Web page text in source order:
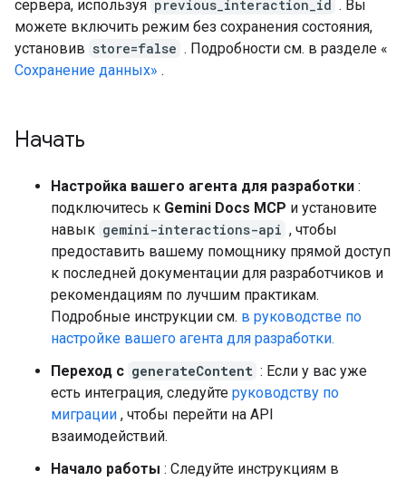
сервера, используя previous_interaction_id . Вы
можете включить режим без сохранения состояния,
установив store=false . Подробности см. в разделе «
Сохранение данных» .
Начать
Настройка вашего агента для разработки :
подключитесь к Gemini Docs MCP и установите
навык gemini-interactions-api , чтобы
предоставить вашему помощнику прямой доступ
к последней документации для разработчиков и
рекомендациям по лучшим практикам.
Подробные инструкции см. в руководстве по
настройке вашего агента для разработки.
Переход с generateContent : Если у вас уже
есть интеграция, следуйте руководству по
миграции , чтобы перейти на API
взаимодействий.
Начало работы : Следуйте инструкциям в